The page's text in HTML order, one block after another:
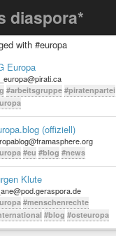
diaspora*
with #europa
Europa
#arbeitsgruppe #piratenpartei
(offiziell)
#eu #blog #news
Klute
#menschenrechte
#blog #osteuropa